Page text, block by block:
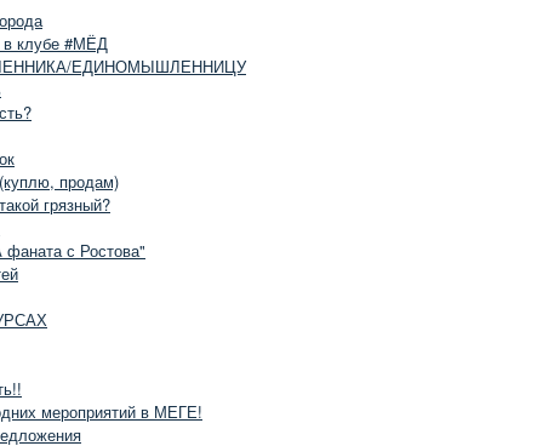
клубе #МЁД
ЕДИНОМЫШЛЕННИЦУ
продам)
грязный?
с Ростова"
мероприятий в МЕГЕ!